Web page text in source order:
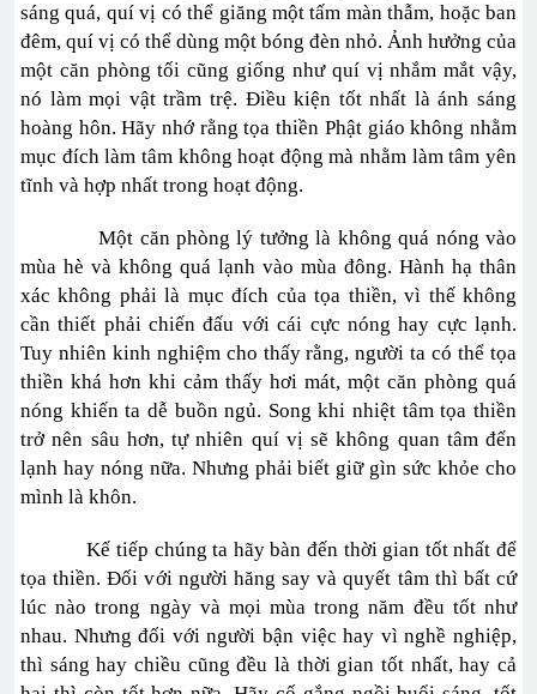
sáng quá, quí vị có thể giăng một tấm màn thẫm, hoặc ban
đêm, quí vị có thể dùng một bóng đèn nhỏ. Ảnh hưởng của
một căn phòng tối cũng giống như quí vị nhắm mắt vậy,
nó làm mọi vật trầm trệ. Điều kiện tốt nhất là ánh sáng
hoàng hôn. Hãy nhớ rằng tọa thiền Phật giáo không nhằm
mục đích làm tâm không hoạt động mà nhằm làm tâm yên
tĩnh và hợp nhất trong hoạt động.
Một căn phòng lý tưởng là không quá nóng vào
mùa hè và không quá lạnh vào mùa đông. Hành hạ thân
xác không phải là mục đích của tọa thiền, vì thế không
cần thiết phải chiến đấu với cái cực nóng hay cực lạnh.
Tuy nhiên kinh nghiệm cho thấy rằng, người ta có thể tọa
thiền khá hơn khi cảm thấy hơi mát, một căn phòng quá
nóng khiến ta dễ buồn ngủ. Song khi nhiệt tâm tọa thiền
trở nên sâu hơn, tự nhiên quí vị sẽ không quan tâm đến
lạnh hay nóng nữa. Nhưng phải biết giữ gìn sức khỏe cho
mình là khôn.
Kế tiếp chúng ta hãy bàn đến thời gian tốt nhất để
tọa thiền. Đối với người hăng say và quyết tâm thì bất cứ
lúc nào trong ngày và mọi mùa trong năm đều tốt như
nhau. Nhưng đối với người bận việc hay vì nghề nghiệp,
thì sáng hay chiều cũng đều là thời gian tốt nhất, hay cả